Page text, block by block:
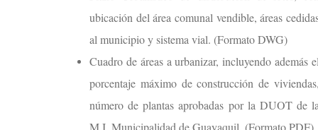
ubicación del área comunal vendible, áreas
al municipio y sistema vial. (Formato DWG)
Cuadro de áreas a urbanizar, incluyendo además
porcentaje máximo de construcción de
número de plantas aprobadas por la DUOT de
M.I. Municipalidad de Guayaquil. (Formato PDF)